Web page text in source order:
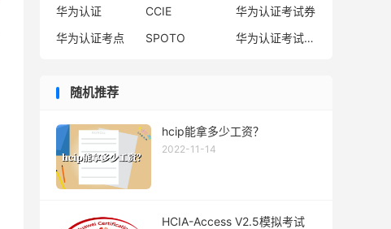
华为认证
CCIE
华为认证考试券
华为认证考点
SPOTO 华为认证考试费用
随机推荐
hcip能拿多少工资？
2022-11-14
HCIA-Access V2.5模拟考试